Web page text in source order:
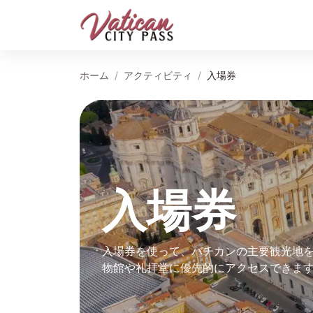
ホーム アクティビティ 入場券
入場券
入場券を使って、バチカンの主要観光地
物館や礼拝堂に優先的にアクセスできま